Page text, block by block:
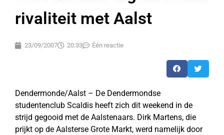
rivaliteit met Aalst
23/09/2007 20:33 Één reactie
Dendermonde/Aalst – De Dendermondse
studentenclub Scaldis heeft zich dit weekend in de
strijd gegooid met de Aalstenaars. Dirk Martens, die
prijkt op de Aalsterse Grote Markt, werd namelijk door